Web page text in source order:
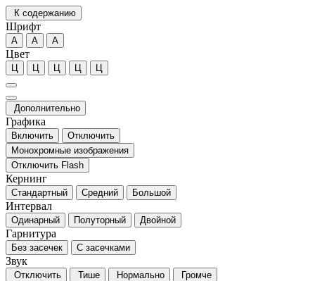
К содержанию
Шрифт
А А А
Цвет
Ц Ц Ц Ц Ц
Дополнительно
Графика
Включить
Отключить
Монохромные изображения
Отключить Flash
Кернинг
Стандартный Средний Большой
Интервал
Одинарный Полуторный Двойной
Гарнитура
Без засечек С засечками
Звук
Отключить Тише Нормально Громче